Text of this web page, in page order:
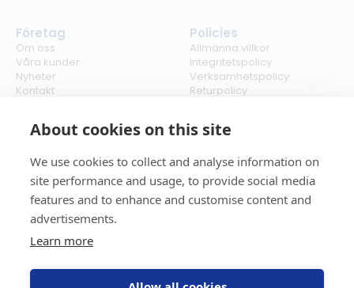
About cookies on this site
We use cookies to collect and analyse information on
site performance and usage, to provide social media
features and to enhance and customise content and
advertisements.
Learn more
Företag
Om oss
Våra kunder
Nyheter
Kontakt
Policies
Allmänna villkor
Integritetspolicy
Verksamhetspolicy
Returpolicy
Cookies